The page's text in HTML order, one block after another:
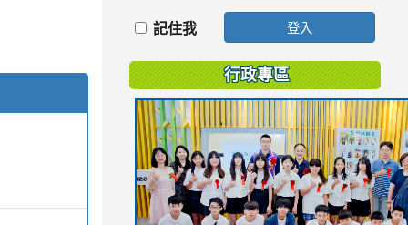
記住我 登入
行政專區